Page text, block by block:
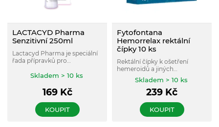
LACTACYD Pharma
Senzitivní 250ml
Lactacyd Pharma je speciální
řada přípravků pro
obohacená o přírodní účinné
Skladem > 10 ks
169Kč
KOUPIT
Fytofontana
Hemorrelax rektální
čípky 10 ks
Rektální čípky k ošetření
hemeroidů a jiných
onemocnění konečníku.
Odstraňují krvácení a bolest v
oblasti konečníku, zajišťují
okamžitou úlevu od pálení a
svědění.
Skladem > 10 ks
239 Kč
KOUPIT